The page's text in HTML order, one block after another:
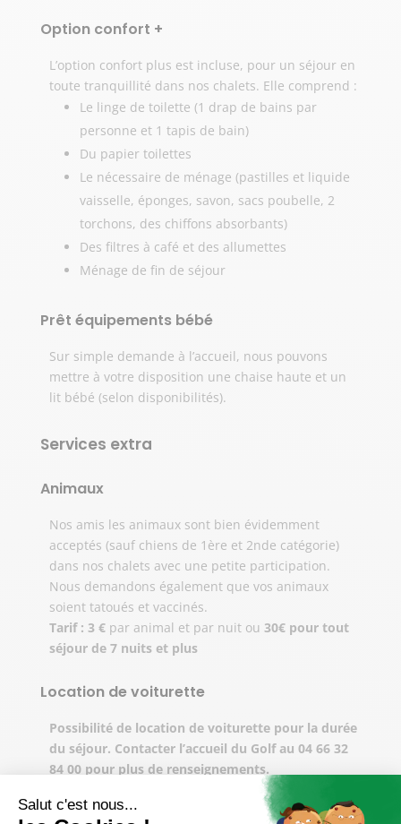
Option confort +
L’option confort plus est incluse, pour un séjour en
toute tranquillité dans nos chalets. Elle comprend :
Le linge de toilette (1 drap de bains par
personne et 1 tapis de bain)
Du papier toilettes
Le nécessaire de ménage (pastilles et liquide
vaisselle, éponges, savon, sacs poubelle, 2
torchons, des chiffons absorbants)
Des filtres à café et des allumettes
Ménage de fin de séjour
Prêt équipements bébé
Sur simple demande à l’accueil, nous pouvons
mettre à votre disposition une chaise haute et un
lit bébé (selon disponibilités).
Services extra
Animaux
Nos amis les animaux sont bien évidemment
acceptés (sauf chiens de 1ère et 2nde catégorie)
dans nos chalets avec une petite participation.
Nous demandons également que vos animaux
soient tatoués et vaccinés.
Tarif : 3 €par animal et par nuit ou 30€ pour tout
séjour de 7 nuits et plus
Location de voiturette
Possibilité de location de voiturette pour la durée
du séjour. Contacter l’accueil du Golf au 04 66 32
84 00 pour plus de renseignements.
Restauration sur place